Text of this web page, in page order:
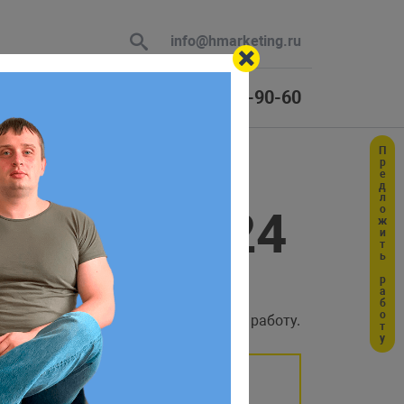
info@hmarketing.ru
+7 (925) 464-90-60
событиях и даже влиять на их работу.
поэтому если
ответ
с учетом
Предложить работу